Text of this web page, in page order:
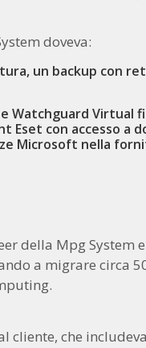
doveva:
un backup con
Watchguard Virtual
Eset con accesso a
Microsoft nella
della Mpg System
a migrare circa
cliente, che